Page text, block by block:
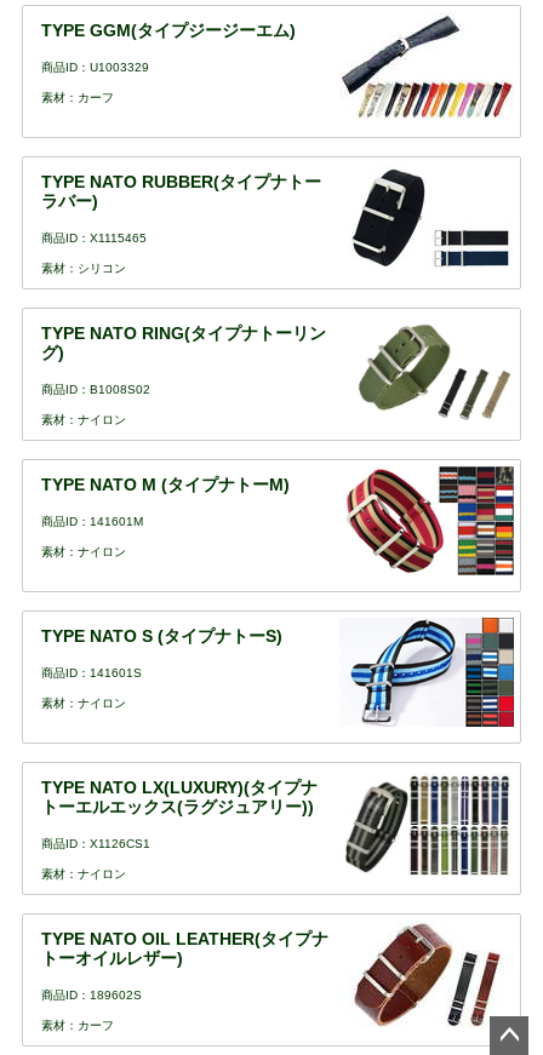
TYPE GGM(タイプジージーエム)
商品ID：U1003329
素材：カーフ
TYPE NATO RUBBER(タイプナトー
ラバー)
商品ID：X1115465
素材：シリコン
TYPE NATO RING(タイプナトーリン
グ)
商品ID：B1008S02
素材：ナイロン
TYPE NATO M (タイプナトーM)
商品ID：141601M
素材：ナイロン
TYPE NATO S (タイプナトーS)
商品ID：141601S
素材：ナイロン
TYPE NATO LX(LUXURY)(タイプナ
トーエルエックス(ラグジュアリー))
商品ID：X1126CS1
素材：ナイロン
TYPE NATO OIL LEATHER(タイプナ
トーオイルレザー)
商品ID：189602S
素材：カーフ